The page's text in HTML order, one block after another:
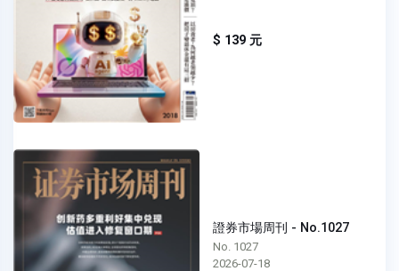
$ 139 元
證券市場周刊 - No.1027
No. 1027
2026-07-18